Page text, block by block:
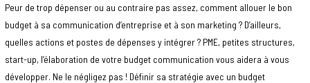
Peur de trop dépenser ou au contraire pas assez, comment allouer le bon
budget à sa communication d’entreprise et à son marketing ? D’ailleurs,
quelles actions et postes de dépenses y intégrer ? PME, petites structures,
start-up, l’élaboration de votre budget communication vous aidera à vous
développer. Ne le négligez pas ! Définir sa stratégie avec un budget